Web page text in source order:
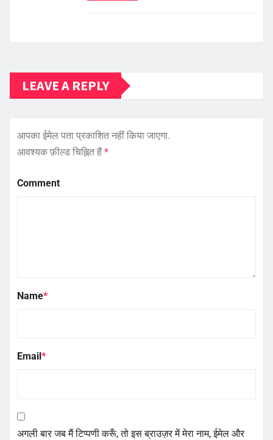
LEAVE A REPLY
आपका ईमेल पता प्रकाशित नहीं किया जाएगा.
आवश्यक फ़ील्ड चिह्नित हैं*
Comment
Name*
Email *
अगली बार जब मैं टिप्पणी करूँ, तो इस ब्राउज़र में मेरा नाम, ईमेल और